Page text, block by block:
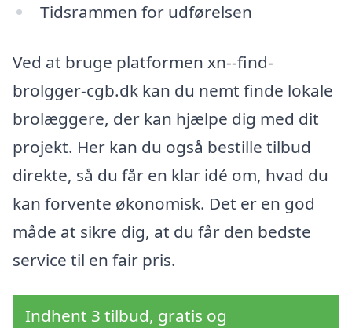
Tidsrammen for udførelsen
Ved at bruge platformen xn--find-
brolgger-cgb.dk kan du nemt finde lokale
brolæggere, der kan hjælpe dig med dit
projekt. Her kan du også bestille tilbud
direkte, så du får en klar idé om, hvad du
kan forvente økonomisk. Det er en god
måde at sikre dig, at du får den bedste
service til en fair pris.
Indhent 3 tilbud, gratis og